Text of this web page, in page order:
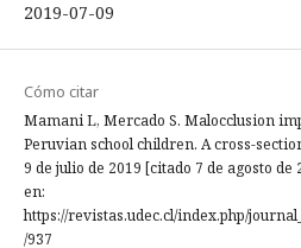
2019-07-09
Cómo citar
Mamani L, Mercado S. Malocclusion
Peruvian school children. A cross-
9 de julio de 2019 [citado 7 de agosto de
en:
https://revistas.udec.cl/index.php/
/937